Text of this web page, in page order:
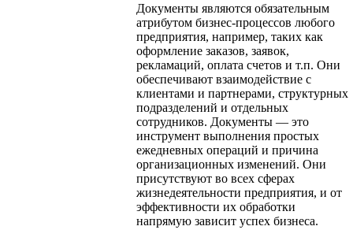
Документы являются обязательным
атрибутом бизнес-процессов любого
предприятия, например, таких как
оформление заказов, заявок,
рекламаций, оплата счетов и т.п. Они
обеспечивают взаимодействие с
клиентами и партнерами, структурных
подразделений и отдельных
сотрудников. Документы — это
инструмент выполнения простых
ежедневных операций и причина
организационных изменений. Они
присутствуют во всех сферах
жизнедеятельности предприятия, и от
эффективности их обработки
напрямую зависит успех бизнеса.